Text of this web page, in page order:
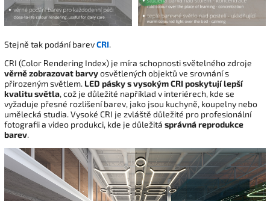
Stejně tak podání barevCRI.
CRI (Color Rendering Index) je míra schopnosti světelného zdroje
věrně zobrazovat barvyosvětlených objektů ve srovnání s
přirozeným světlem. LED pásky s vysokým CRI poskytují lepší
kvalitu světla, což je důležité například v interiérech, kde se
vyžaduje přesné rozlišení barev, jako jsou kuchyně, koupelny nebo
umělecká studia. Vysoké CRI je zvláště důležité pro profesionální
fotografii a video produkci, kde je důležitá správná reprodukce
barev.